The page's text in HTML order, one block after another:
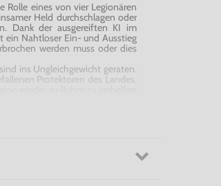
Rolle eines von vier Legionären
Held durchschlagen oder
Dank der ausgereiften KI im
ein Nahtloser Ein- und Ausstieg
werden muss oder dies
ins Ungleichgewicht geraten.
Protektoren des Landes,
Ehb und kämpfst gegen mit
überwältigende Fülle an
eine beeindruckende Story,